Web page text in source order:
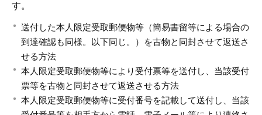
す。
送付した本人限定受取郵便物等（簡易書留等による場合の
到達確認も同様。以下同じ。）を古物と同封させて返送さ
せる方法
本人限定受取郵便物等により受付票等を送付し、当該受付
票等を古物と同封させて返送させる方法
本人限定受取郵便物等に受付番号を記載して送付し、当該